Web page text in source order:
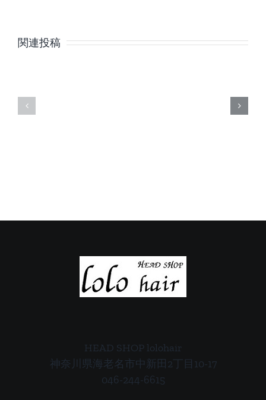
関連投稿 月
内
月
内
HEAD SHOP lolohair
神奈川県海老名市中新田2丁目10-17
046-244-6615